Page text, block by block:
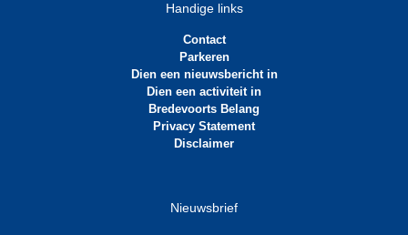
Handige links
Contact
Parkeren
Dien een nieuwsbericht in
Dien een activiteit in
Bredevoorts Belang
Privacy Statement
Disclaimer
Nieuwsbrief